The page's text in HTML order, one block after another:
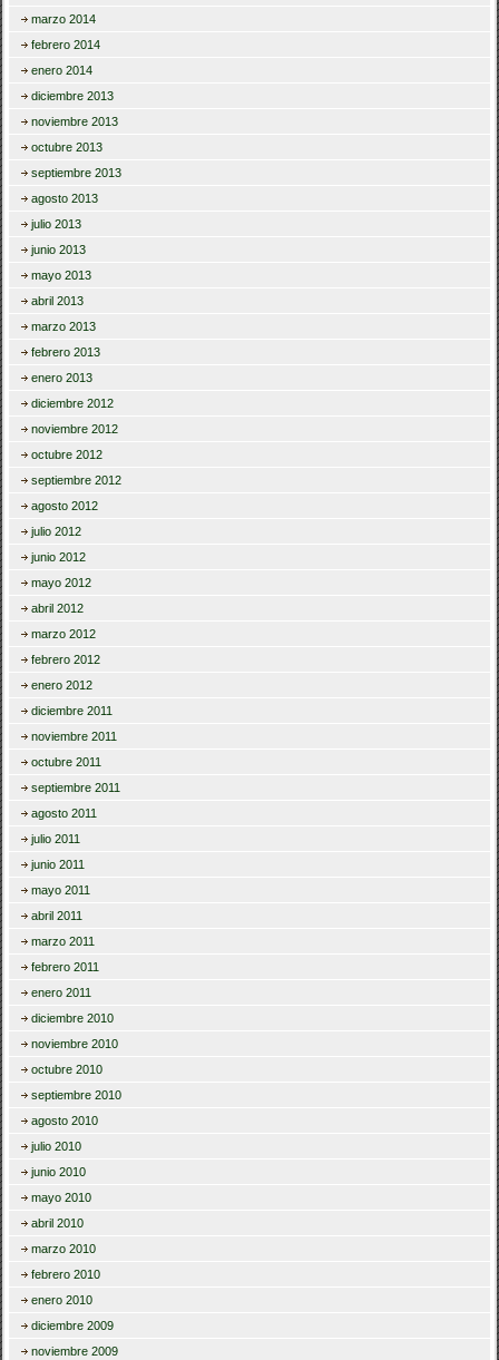
marzo 2014
febrero 2014
enero 2014
diciembre 2013
noviembre 2013
octubre 2013
septiembre 2013
agosto 2013
julio 2013
junio 2013
mayo 2013
abril 2013
marzo 2013
febrero 2013
enero 2013
diciembre 2012
noviembre 2012
octubre 2012
septiembre 2012
agosto 2012
julio 2012
junio 2012
mayo 2012
abril 2012
marzo 2012
febrero 2012
enero 2012
diciembre 2011
noviembre 2011
octubre 2011
septiembre 2011
agosto 2011
julio 2011
junio 2011
mayo 2011
abril 2011
marzo 2011
febrero 2011
enero 2011
diciembre 2010
noviembre 2010
octubre 2010
septiembre 2010
agosto 2010
julio 2010
junio 2010
mayo 2010
abril 2010
marzo 2010
febrero 2010
enero 2010
diciembre 2009
noviembre 2009